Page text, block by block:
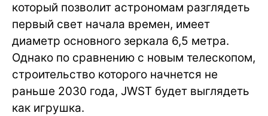
который позволит астрономам разглядеть
первый свет начала времен, имеет
диаметр основного зеркала 6,5 метра.
Однако по сравнению с новым телескопом,
строительство которого начнется не
раньше 2030 года, JWST будет выглядеть
как игрушка.